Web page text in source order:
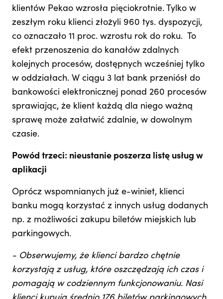
klientów Pekao wzrosła pięciokrotnie. Tylko w
zeszłym roku klienci złożyli 960 tys. dyspozycji,
co oznaczało 11 proc. wzrostu rok do roku. To
efekt przenoszenia do kanałów zdalnych
kolejnych procesów, dostępnych wcześniej tylko
w oddziałach. W ciągu 3 lat bank przeniósł do
bankowości elektronicznej ponad 260 procesów
sprawiając, że klient każdą dla niego ważną
sprawę może załatwić zdalnie, w dowolnym
czasie.
Powód trzeci: nieustanie poszerza listę usług w
aplikacji
Oprócz wspomnianych już e-winiet, klienci
banku mogą korzystać z innych usług dodanych
np. z możliwości zakupu biletów miejskich lub
parkingowych.
- Obserwujemy, że klienci bardzo chętnie
korzystają z usług, które oszczędzają ich czas i
pomagają w codziennym funkcjonowaniu. Nasi